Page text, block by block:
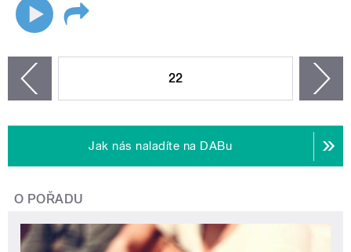
22
Jak nás naladíte na DABu
O POŘADU